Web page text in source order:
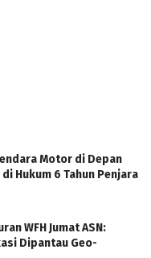
Motor di Depan
Hukum 6 Tahun Penjara
WFH Jumat ASN:
Dipantau Geo-